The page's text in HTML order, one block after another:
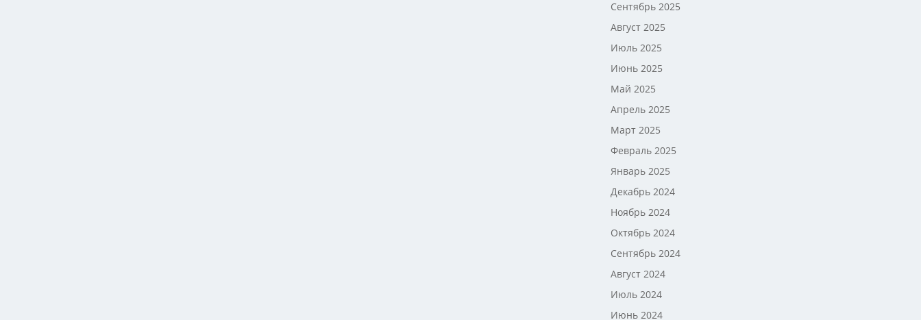
Сентябрь 2025
Август 2025
Июль 2025
Июнь 2025
Май 2025
Апрель 2025
Март 2025
Февраль 2025
Январь 2025
Декабрь 2024
Ноябрь 2024
Октябрь 2024
Сентябрь 2024
Август 2024
Июль 2024
Июнь 2024